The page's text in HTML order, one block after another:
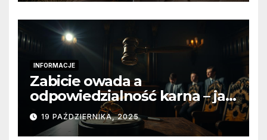
INFORMACJE
Zabicie owada a
odpowiedzialność karna – jak
wygląda to w praktyce?
19 PAŹDZIERNIKA, 2025